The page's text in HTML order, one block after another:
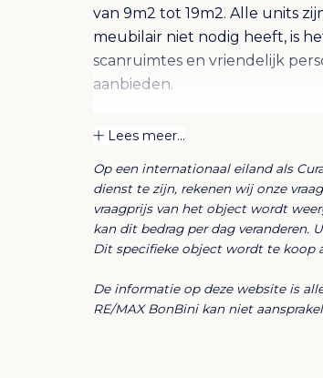
van 9m2 tot 19m2. Alle units
meubilair niet nodig heeft, is
scanruimtes en vriendelijk
aanbieden.
De huur van deze kantoorunits
24/7 toegang &
Alarmsysteem
Lichtsensoren
Brandsensoren
Airco
Hoge snelheid internet
Receptioniste diensten
Lees meer...
Op een internationaal eiland als
dienst te zijn, rekenen wij onze
vraagprijs van het object wordt
kan dit bedrag per dag veranderen.
Dit specifieke object wordt te koop
De informatie op deze website is
RE/MAX BonBini kan niet